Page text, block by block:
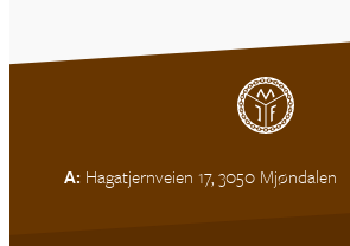
A:Hagatjernveien 17, 3050 Mjøndalen